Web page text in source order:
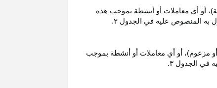
أو أي معاملات أو أنشطة بموجب هذه
به المنصوص عليه في الجدول ۲.
مزعوم)، أو أي معاملات أو أنشطة بموجب
في الجدول ۳.